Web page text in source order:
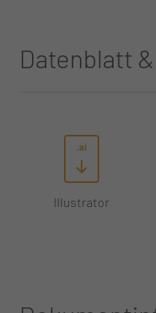
Datenblatt
Illustrator